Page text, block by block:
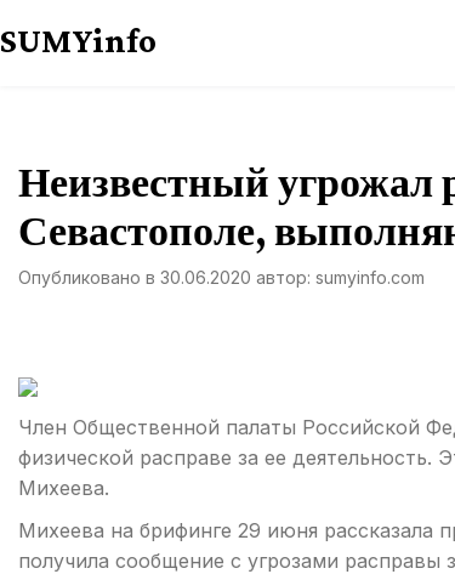
к
SUMYinfo
Неизвестный
Севастополе,
Опубликовано в 30.06.2020 автор: sumyinfo.com
Член Общественной палаты Российской
физической расправе за ее
Михеева.
Михеева на брифинге 29 июня
получила сообщение с угрозами